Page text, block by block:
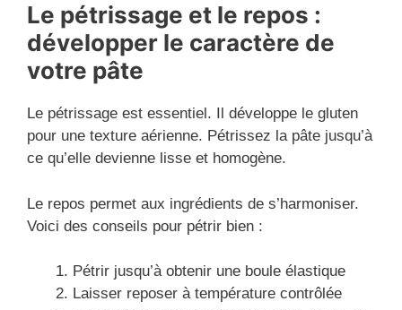
Le pétrissage et le repos :
développer le caractère de
votre pâte
Le pétrissage est essentiel. Il développe le gluten
pour une texture aérienne. Pétrissez la pâte jusqu’à
ce qu’elle devienne lisse et homogène.
Le repos permet aux ingrédients de s’harmoniser.
Voici des conseils pour pétrir bien :
Pétrir jusqu’à obtenir une boule élastique
Laisser reposer à température contrôlée